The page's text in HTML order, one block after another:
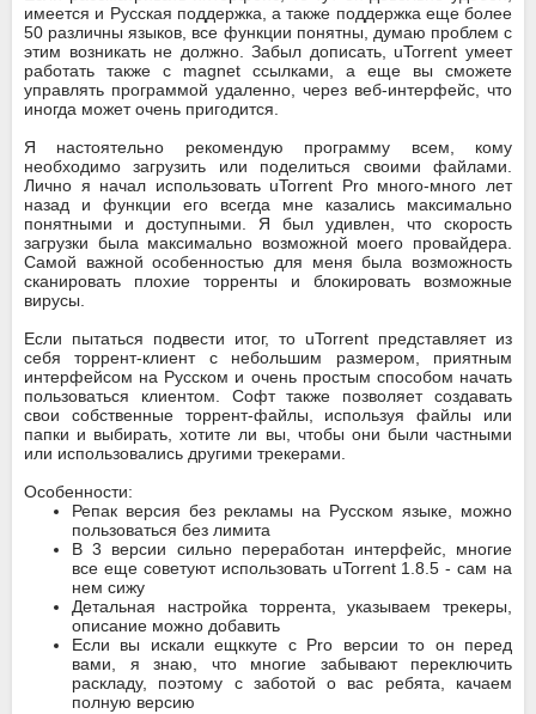
имеется и Русская поддержка, а также поддержка еще более
50 различны языков, все функции понятны, думаю проблем с
этим возникать не должно. Забыл дописать, uTorrent умеет
работать также с magnet ссылками, а еще вы сможете
управлять программой удаленно, через веб-интерфейс, что
иногда может очень пригодится.
Я настоятельно рекомендую программу всем, кому
необходимо загрузить или поделиться своими файлами.
Лично я начал использовать uTorrent Pro много-много лет
назад и функции его всегда мне казались максимально
понятными и доступными. Я был удивлен, что скорость
загрузки была максимально возможной моего провайдера.
Самой важной особенностью для меня была возможность
сканировать плохие торренты и блокировать возможные
вирусы.
Если пытаться подвести итог, то uTorrent представляет из
себя торрент-клиент с небольшим размером, приятным
интерфейсом на Русском и очень простым способом начать
пользоваться клиентом. Софт также позволяет создавать
свои собственные торрент-файлы, используя файлы или
папки и выбирать, хотите ли вы, чтобы они были частными
или использовались другими трекерами.
Особенности:
Репак версия без рекламы на Русском языке, можно
пользоваться без лимита
В 3 версии сильно переработан интерфейс, многие
все еще советуют использовать uTorrent 1.8.5 - сам на
нем сижу
Детальная настройка торрента, указываем трекеры,
описание можно добавить
Если вы искали ещккуте с Pro версии то он перед
вами, я знаю, что многие забывают переключить
раскладу, поэтому с заботой о вас ребята, качаем
полную версию